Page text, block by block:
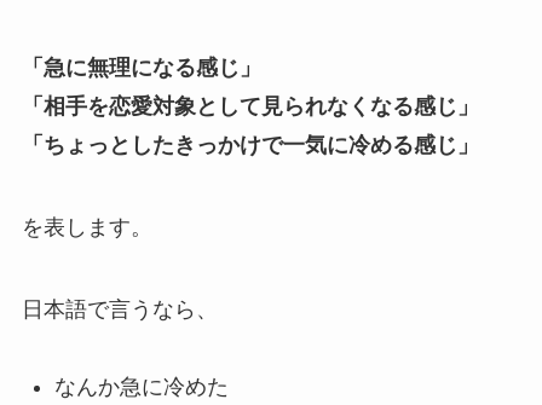
「急に無理になる感じ」
「相手を恋愛対象として見られなくなる感じ」
「ちょっとしたきっかけで一気に冷める感じ」
を表します。
日本語で言うなら、
なんか急に冷めた